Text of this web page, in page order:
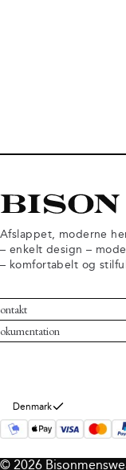
Afslappet, moderne
– enkelt design –
– komfortabelt og
Bisoninformation
Denmark
© 2026